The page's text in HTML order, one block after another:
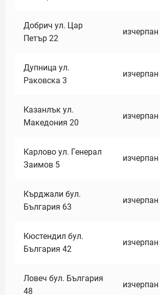
Добрич ул. Цар
Петър 22
изчерпан
Дупница ул.
Раковска 3
изчерпан
Казанлък ул.
Македония 20
изчерпан
Карлово ул. Генерал
Заимов 5
изчерпан
Кърджали бул.
България 63
изчерпан
Кюстендил бул.
България 42
изчерпан
Ловеч бул. България
48
изчерпан